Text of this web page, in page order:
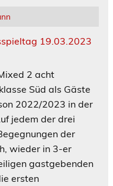
2 acht
Süd als Gäste
2022/2023 in der
jedem der drei
der
wieder in 3-er
gastgebenden
ersten